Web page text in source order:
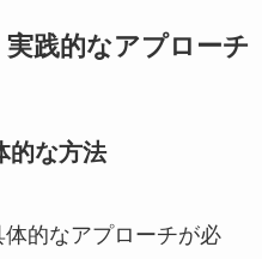
践的なアプローチ
的な方法
的なアプローチが必